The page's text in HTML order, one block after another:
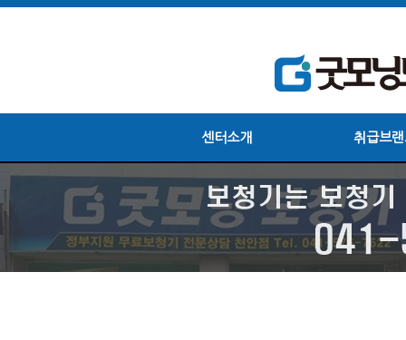
센터소개 취급브